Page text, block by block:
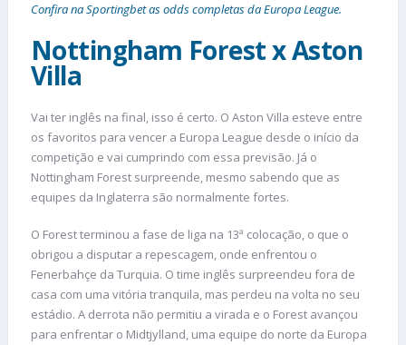
Confira na Sportingbet as odds completas da Europa League.
Nottingham Forest x Aston
Villa
Vai ter inglês na final, isso é certo. O Aston Villa esteve entre
os favoritos para vencer a Europa League desde o início da
competição e vai cumprindo com essa previsão. Já o
Nottingham Forest surpreende, mesmo sabendo que as
equipes da Inglaterra são normalmente fortes.
O Forest terminou a fase de liga na 13ª colocação, o que o
obrigou a disputar a repescagem, onde enfrentou o
Fenerbahçe da Turquia. O time inglês surpreendeu fora de
casa com uma vitória tranquila, mas perdeu na volta no seu
estádio. A derrota não permitiu a virada e o Forest avançou
para enfrentar o Midtjylland, uma equipe do norte da Europa